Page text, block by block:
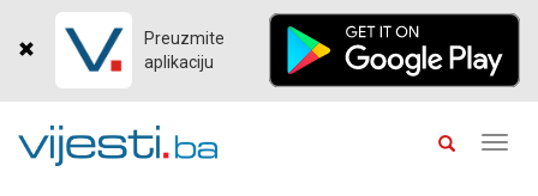
Preuzmite
aplikaciju